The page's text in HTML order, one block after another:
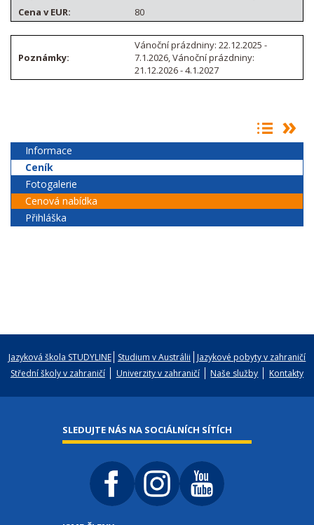
80
Vánoční prázdniny: 22.12.2025 -
7.1.2026, Vánoční prázdniny:
21.12.2026 - 4.1.2027
Informace
Ceník
Fotogalerie
Cenová nabídka
Přihláška
Jazyková škola STUDYLINE Studium v Austrálii
Jazykové pobyty v zahraničí
Střední školy v zahraničí
Univerzity v zahraničí Naše služby Kontakty
SLEDUJTE NÁS NA SOCIÁLNÍCH SÍTÍCH